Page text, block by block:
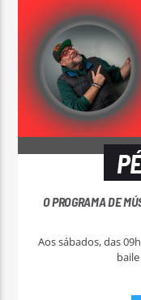
O PROGRAMA DE
Aos sábados, das